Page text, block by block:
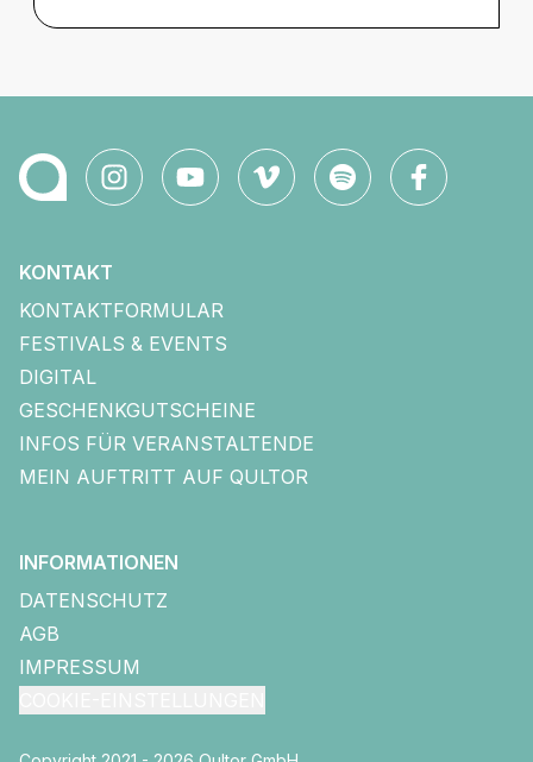
KONTAKT
KONTAKTFORMULAR
FESTIVALS & EVENTS
DIGITAL
GESCHENKGUTSCHEINE
INFOS FÜR VERANSTALTENDE
MEIN AUFTRITT AUF QULTOR
INFORMATIONEN
DATENSCHUTZ
AGB
IMPRESSUM